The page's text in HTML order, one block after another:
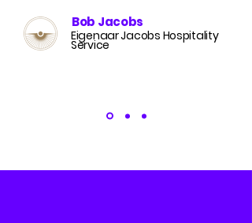
Bob Jacobs
Eigenaar Jacobs Hospitality
Service